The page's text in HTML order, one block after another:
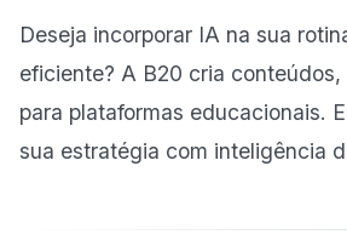
Deseja incorporar IA na sua
eficiente? A B20 cria
para plataformas educacionais.
sua estratégia com inteligência